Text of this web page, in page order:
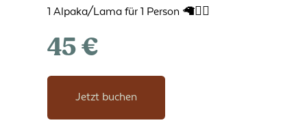
1 Alpaka/Lama für 1 Person 🦙🚶‍♀️
45 €
Jetzt buchen